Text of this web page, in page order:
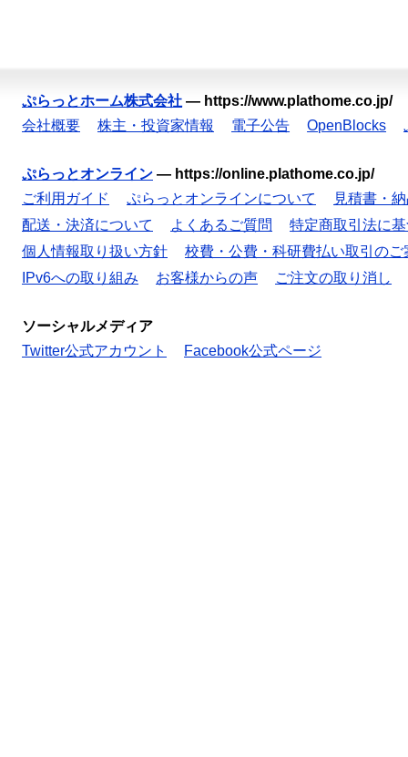
ぷらっとホーム株式会社 — https://www.plathome.co.jp/
会社概要
株主・投資家情報 電子公告 OpenBlocks
ぷらっとオンライン — https://online.plathome.co.jp/
ご利用ガイド
ぷらっとオンラインについて
見積書・
配送・決済について
よくあるご質問
特定商取引法に
個人情報取り扱い方針
校費・公費・科研費払い取引のご
IPv6への取り組み
お客様からの声 ご注文の取り消し
ソーシャルメディア
Twitter公式アカウント
Facebook公式ページ